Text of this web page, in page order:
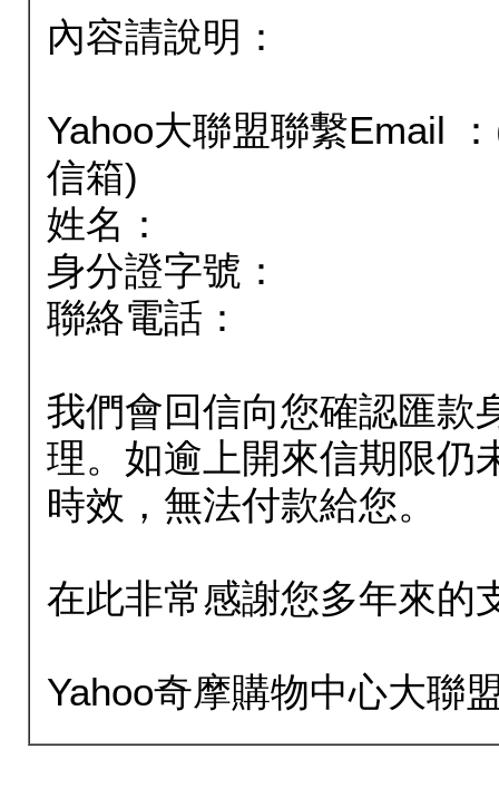
內容請說明：
Yahoo大聯盟聯繫Email
信箱)
姓名：
身分證字號：
聯絡電話：
我們會回信向您確認匯款
理。如逾上開來信期限仍
時效，無法付款給您。
在此非常感謝您多年來的
Yahoo奇摩購物中心大